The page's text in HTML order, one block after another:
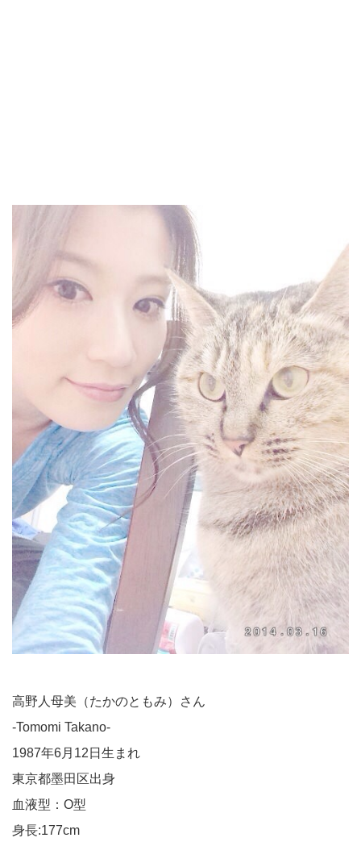
高野人母美（たかのともみ）さん
-Tomomi Takano-
1987年6月12日生まれ
東京都墨田区出身
血液型：O型
身長:177cm